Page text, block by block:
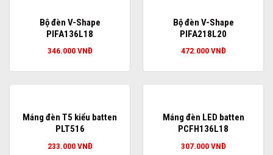
Bộ đèn V-Shape
PIFA136L18
346.000VNĐ
Bộ đèn V-Shape
PIFA218L20
472.000VNĐ
Máng đèn T5 kiểu batten
PLT516
233.000VNĐ
Máng đèn LED batten
PCFH136L18
307.000VNĐ